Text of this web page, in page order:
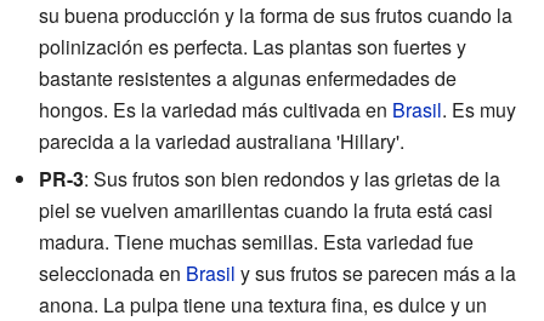
su buena producción y la forma de sus frutos cuando la
polinización es perfecta. Las plantas son fuertes y
bastante resistentes a algunas enfermedades de
hongos. Es la variedad más cultivada en Brasil. Es muy
parecida a la variedad australiana 'Hillary'.
PR-3: Sus frutos son bien redondos y las grietas de la
piel se vuelven amarillentas cuando la fruta está casi
madura. Tiene muchas semillas. Esta variedad fue
seleccionada en Brasil y sus frutos se parecen más a la
anona. La pulpa tiene una textura fina, es dulce y un